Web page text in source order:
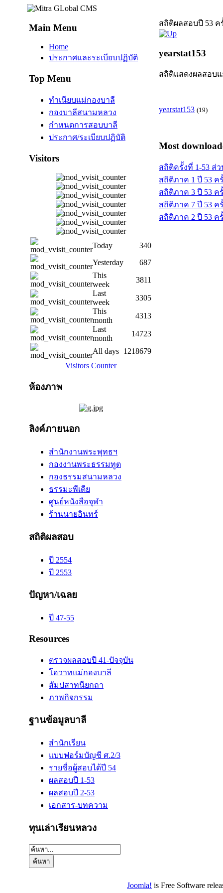
Main Menu
Home
ประกาศและระเบียบปฏิบัติ
Top Menu
ทำเนียบแม่กองบาลี
กองบาลีสนามหลวง
กำหนดการสอบบาลี
ประกาศ/ระเบียบปฏิบัติ
Visitors
Today
340
Yesterday
687
This
week
3811
Last
week
3305
This
month
4313
Last
month
14723
All days 1218679
Visitors Counter
ห้องภาพ
ลิงค์ภายนอก
สำนักงานพระพุทธฯ
กองงานพระธรรมทูต
กองธรรมสนามหลวง
ธรรมะพีเดีย
ศูนย์หนังสือจุฬา
ร้านนายอินทร์
สถิติผลสอบ
ปี 2554
ปี 2553
ปัญหา/เฉลย
ปี 47-55
Resources
ตรวจผลสอบปี 41-ปัจจุบัน
โอวาทแม่กองบาลี
สัมปสาทนียกถา
ภาพกิจกรรม
ฐานข้อมูลบาลี
สำนักเรียน
แบบฟอร์มบัญชี ศ.2/3
รายชื่อผู้สอบได้ปี 54
ผลสอบปี 1-53
ผลสอบปี 2-53
เอกสาร-บทความ
ทุนเล่าเรียนหลวง
สถิติผลสอบปี 53 ค
yearstat153
สถิติแสดงผลสอบ
yearstat153 (19)
Most
สถิติครั้งที่ 1-53 ส่
สถิติภาค 1 ปี 53 ค
สถิติภาค 3 ปี 53 ค
สถิติภาค 7 ปี 53 ค
สถิติภาค 2 ปี 53 ค
Joomla! is Free Software